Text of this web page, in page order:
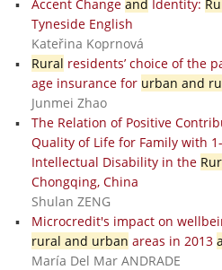
Accent Change and Identity:
Tyneside English
Kateřina Koprnová
Rural residents’ choice of the
age insurance for urban and
Junmei Zhao
The Relation of Positive
Quality of Life for Family with
Intellectual Disability in the
Chongqing, China
Shulan ZENG
Microcredit's impact on
rural and urban areas in 2013
María Del Mar ANDRADE